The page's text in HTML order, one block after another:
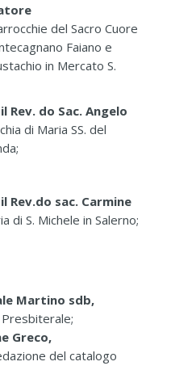
del Sacro Cuore
Faiano e
in Mercato S.
il Rev. do Sac. Angelo
di Maria SS. del
il Rev.do sac. Carmine
di S. Michele in Salerno;
Martino sdb,
Greco,
del catalogo